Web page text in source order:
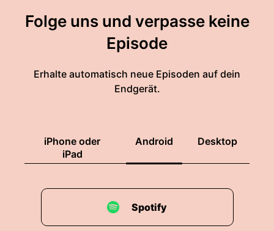
Folge uns und verpasse keine
Episode
Erhalte automatisch neue Episoden auf dein
Endgerät.
iPhone oder
iPad
Android Desktop
Spotify